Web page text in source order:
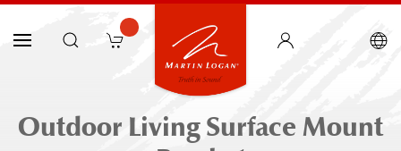
Outdoor Living Surface Mount